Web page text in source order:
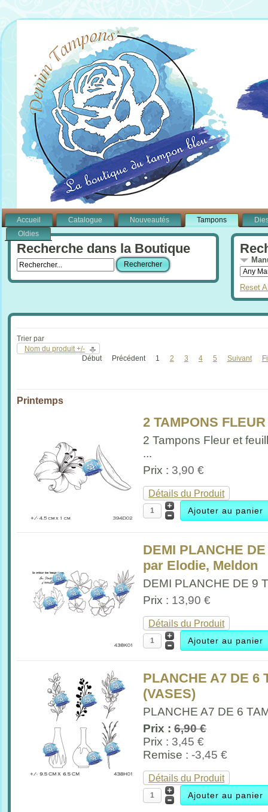
Accueil Catalogue Nouveautés Tampons
Oldies
Recherche dans la Boutique
Reset
Trier par
Nom du produit +/-
Début
Précédent 1 2 3 4 5 Suivant
Printemps
2 TAMPONS
2 Tampons Fleur et
...
Prix : 3,90 €
Détails du Produit
DEMI PLANCHE
par Elodie, Meldon
DEMI PLANCHE DE 9
Prix : 13,90 €
Détails du Produit
PLANCHE A7 DE 6
(VASES)
PLANCHE A7 DE 6
Prix :6,90 €
Prix : 3,45 €
Remise :-3,45 €
Détails du Produit